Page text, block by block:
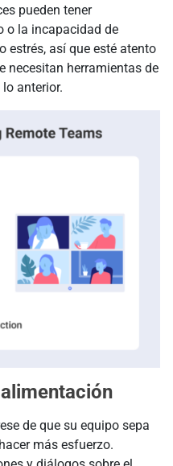
pueden tener
o la incapacidad de
estrés, así que esté atento
necesitan herramientas de
anterior.
de que su equipo sepa
más esfuerzo.